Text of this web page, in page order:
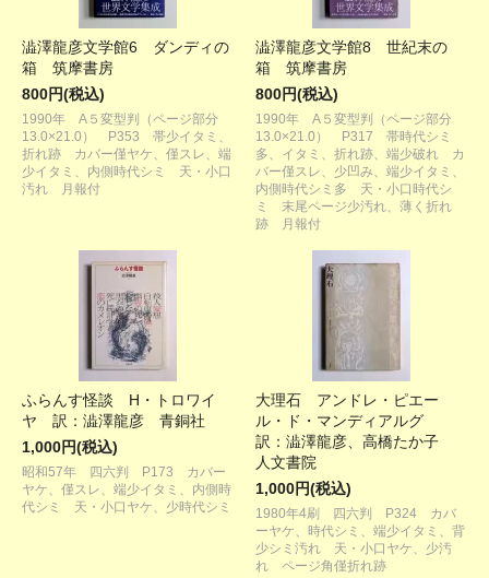
澁澤龍彦文学館6 ダンディの
箱 筑摩書房
800円(税込)
1990年 A５変型判（ページ部分
13.0×21.0） P353 帯少イタミ、
折れ跡 カバー僅ヤケ、僅スレ、端
少イタミ、内側時代シミ 天・小口
汚れ 月報付
澁澤龍彦文学館8 世紀末の
箱 筑摩書房
800円(税込)
1990年 A５変型判（ページ部分
13.0×21.0） P317 帯時代シミ
多、イタミ、折れ跡、端少破れ カ
バー僅スレ、少凹み、端少イタミ、
内側時代シミ多 天・小口時代シ
ミ 末尾ページ少汚れ、薄く折れ
跡 月報付
ふらんす怪談 H・トロワイ
ヤ 訳：澁澤龍彦 青銅社
1,000円(税込)
昭和57年 四六判 P173 カバー
ヤケ、僅スレ、端少イタミ、内側時
代シミ 天・小口ヤケ、少時代シミ
大理石 アンドレ・ピエー
ル・ド・マンディアルグ
訳：澁澤龍彦、高橋たか子
人文書院
1,000円(税込)
1980年4刷 四六判 P324 カバ
ーヤケ、時代シミ、端少イタミ、背
少シミ汚れ 天・小口ヤケ、少汚
れ ページ角僅折れ跡